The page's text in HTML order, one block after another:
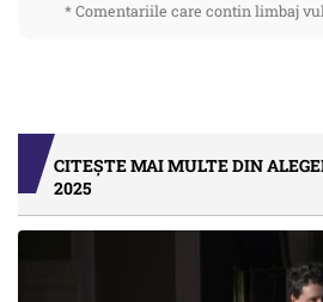
* Comentariile care contin limbaj
CITEȘTE MAI MULTE DIN
2025